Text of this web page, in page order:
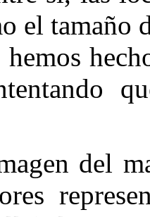
el tamaño
del